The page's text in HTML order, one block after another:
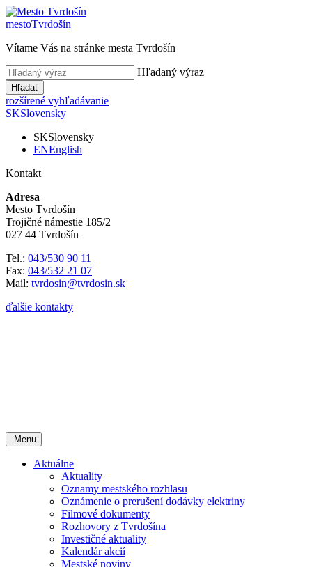
mestoTvrdošín
Vítame Vás na stránke mesta Tvrdošín
Hľadaný výraz
Hľadať
rozšírené vyhľadávanie
SKSlovensky
SKSlovensky
ENEnglish
Kontakt
Adresa
Mesto Tvrdošín
Trojičné námestie 185/2
027 44 Tvrdošín
Tel.: 043/530 90 11
Fax: 043/532 21 07
Mail: tvrdosin@tvrdosin.sk
ďalšie kontakty
Menu
Aktuálne
Aktuality
Oznamy mestského rozhlasu
Oznámenie o prerušení dodávky elektriny
Filmové dokumenty
Rozhovory z Tvrdošína
Investičné aktuality
Kalendár akcií
Mestské noviny